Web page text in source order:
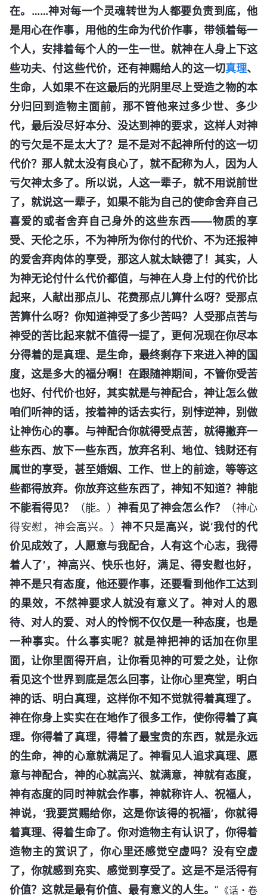
在。……神对每一个灵魂转世为人都要负责到底，他
是用心在作事，用他的生命为代价作事，带领着每一
个人，安排着每个人的一生一世。就神在人身上下这
些功夫、付这些代价，还有神赐给人的这一切真理、
生命，人如果不在这最后的光阴里尽上受造之物的本
分归回到造物主面前，那不管他来过多少世、多少
代，最后没尽好本分、没达到神的要求，这样人对神
的亏欠是不是太大了？是不是对不起神所付的这一切
代价？那人就太没有良心了，就不配称为人，因为人
亏欠神太多了。所以说，人这一辈子，就不用说前世
了，就说这一辈子，如果不能为自己的使命舍弃自己
喜爱的或者舍弃自己身外的这些东西——物质的享
受、天伦之乐，不为神所为你付的代价、不为还报神
的爱舍弃肉体的享受，那这人就太缺德了！其实，人
为神无论付什么代价都值，与神在人身上付的代价比
起来，人献出那点儿、花费那点儿算什么呀？受那点
苦算什么呀？你知道神受了多少苦吗？人受那点苦与
神受的苦比起来就不值得一提了，更何况现在你尽本
分得着的是真理、是生命，最终剩存下来进入神的国
度，这是多大的福分啊！在跟随神期间，不管你受苦
也好、付代价也好，其实就是与神配合，神让怎么做
咱们听神的话，按着神的话去实行，别悖逆神，别做
让神伤心的事。与神配合你就得受点苦，就得撇弃一
些东西、放下一些东西，放弃名利、地位、钱财还有
属世的享受，甚至婚姻、工作、世上的前途，等等这
些都得放弃。你放弃这些东西了，神知不知道？神能
不能看得见？
（能。） 神看见了神会怎么作？
（神心
得安慰，神会高兴。）神不只是高兴，说‘我付的代
价见成效了，人愿意与我配合，人有这个心志，我得
着人了’，神高兴、快乐也好，满足、得安慰也好，
神不是只有态度，他还要作事，还要看到他作工达到
的果效，不然神要求人就没有意义了。神对人的恩
待、对人的爱、对人的怜悯不仅仅是一种态度，也是
一种事实。什么事实呢？就是神把神的话加在你里
面，让你里面得开启，让你看见神的可爱之处，让你
看见这个世界到底是怎么回事，让你心里亮堂，明白
神的话、明白真理，这样你不知不觉就得着真理了。
神在你身上实实在在地作了很多工作，使你得着了真
理。你得着了真理，得着了最宝贵的东西，就是永远
的生命，神的心意就满足了。神看见人追求真理、愿
意与神配合，神的心就高兴、就满意，神就有态度，
神有态度的同时神就会作事，神就称许人、祝福人，
神说，‘我要赏赐给你，这是你该得的祝福’，你就得
着真理、得着生命了。你对造物主有认识了，你得着
造物主的赏识了，你心里还感觉空虚吗？没有空虚
了，你就感到充实、感觉到享受了。这是不是活得有
价值？这就是最有价值、最有意义的人生。” 《话・卷